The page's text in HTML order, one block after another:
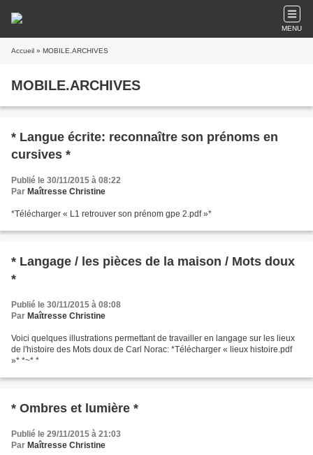
MENU
Accueil » MOBILE.ARCHIVES
MOBILE.ARCHIVES
* Langue écrite: reconnaître son prénoms en
cursives *
Publié le 30/11/2015 à 08:22
Par Maîtresse Christine
*Télécharger « L1 retrouver son prénom gpe 2.pdf »*
* Langage / les pièces de la maison / Mots doux
*
Publié le 30/11/2015 à 08:08
Par Maîtresse Christine
Voici quelques illustrations permettant de travailler en langage sur les lieux
de l'histoire des Mots doux de Carl Norac: *Télécharger « lieux histoire.pdf
»* *~* *
* Ombres et lumière *
Publié le 29/11/2015 à 21:03
Par Maîtresse Christine